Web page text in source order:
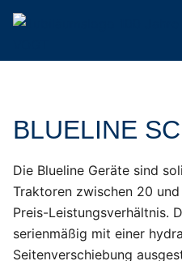
BLUELINE
Die Blueline Geräte sind
Traktoren zwischen 20
Preis-Leistungsverhältnis.
serienmäßig mit einer
Seitenverschiebung